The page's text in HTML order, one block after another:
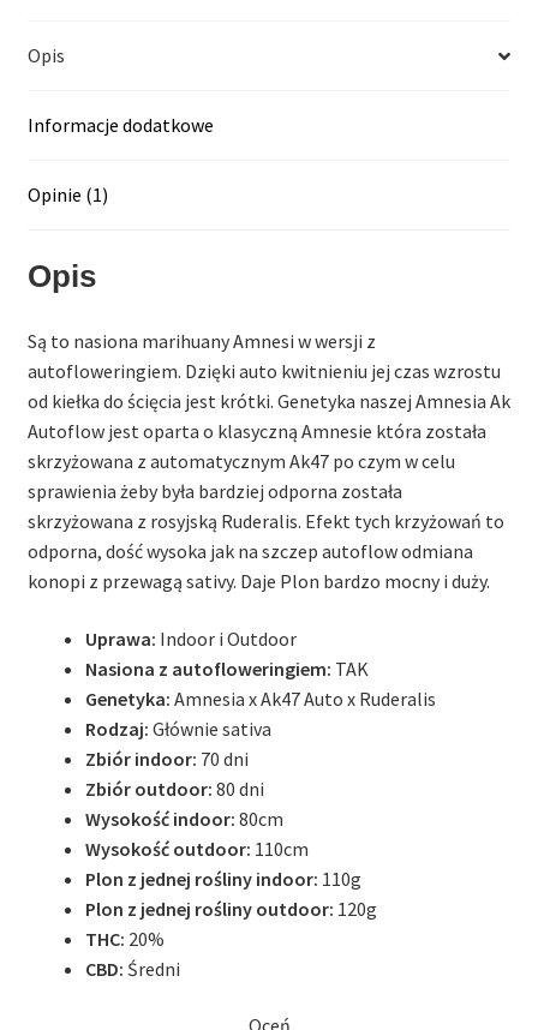
Opis
Informacje dodatkowe
Opinie (1)
Opis
Są to nasiona marihuany Amnesi w wersji z
autofloweringiem. Dzięki auto kwitnieniu jej czas wzrostu
od kiełka do ścięcia jest krótki. Genetyka naszej Amnesia Ak
Autoflow jest oparta o klasyczną Amnesie która została
skrzyżowana z automatycznym Ak47 po czym w celu
sprawienia żeby była bardziej odporna została
skrzyżowana z rosyjską Ruderalis. Efekt tych krzyżowań to
odporna, dość wysoka jak na szczep autoflow odmiana
konopi z przewagą sativy. Daje Plon bardzo mocny i duży.
Uprawa: Indoor i Outdoor
Nasiona z autofloweringiem: TAK
Genetyka: Amnesia x Ak47 Auto x Ruderalis
Rodzaj: Głównie sativa
Zbiór indoor: 70 dni
Zbiór outdoor: 80 dni
Wysokość indoor: 80cm
Wysokość outdoor: 110cm
Plon z jednej rośliny indoor: 110g
Plon z jednej rośliny outdoor: 120g
THC: 20%
CBD: Średni